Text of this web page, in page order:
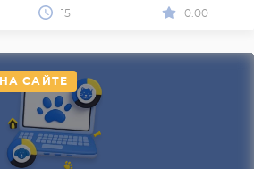
15 0.00
САЙТЕ